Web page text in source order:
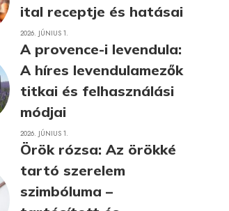
ital receptje és hatásai
2026. JÚNIUS 1.
A provence-i levendula:
A híres levendulamezők
titkai és felhasználási
módjai
2026. JÚNIUS 1.
Örök rózsa: Az örökké
tartó szerelem
szimbóluma –